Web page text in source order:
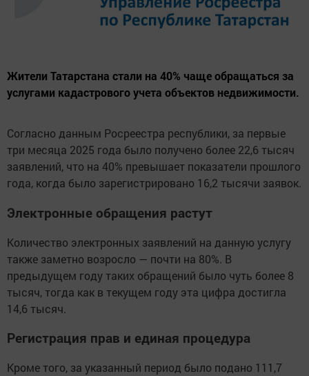
Жители Татарстана стали на 40% чаще обращаться за
услугами кадастрового учета объектов недвижимости.
Согласно данным Росреестра республики, за первые
три месяца 2025 года было получено более 22,6 тысяч
заявлений, что на 40% превышает показатели прошлого
года, когда было зарегистрировано 16,2 тысячи заявок.
Электронные обращения растут
Количество электронных заявлений на данную услугу
также заметно возросло — почти на 80%. В
предыдущем году таких обращений было чуть более 8
тысяч, тогда как в текущем году эта цифра достигла
14,6 тысяч.
Регистрация прав и единая процедура
Кроме того, за указанный период было подано 111,7